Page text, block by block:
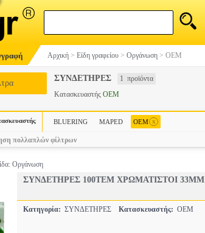
Αρχική > Είδη γραφείου > Οργάνωση > OEM
ΣΥΝΔΕΤΗΡΕΣ 1 προϊόντα
Κατασκευαστής OEM
BLUERING MAPED OEM x
πολλαπλών φίλτρων
Οργάνωση
ΣΥΝΔΕΤΗΡΕΣ 100ΤΕΜ ΧΡΩΜΑΤΙΣΤΟΙ 33MM
Κατηγορία: ΣΥΝΔΕΤΗΡΕΣ Κατασκευαστής: OEM